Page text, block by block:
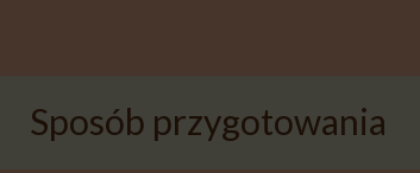
Sposób przygotowania